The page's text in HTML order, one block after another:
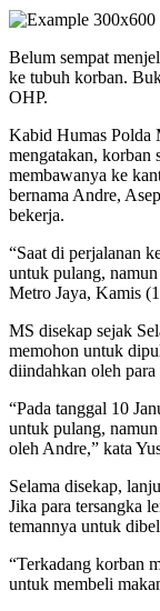
Belum sempat
ke tubuh korban.
OHP.
Kabid Humas Polda
mengatakan, korban
membawanya ke
bernama Andre,
bekerja.
“Saat di perjalanan
untuk pulang,
Metro Jaya, Kamis
MS disekap sejak
memohon untuk
diindahkan oleh para
“Pada tanggal 10
untuk pulang,
oleh Andre,” kata
Selama disekap,
Jika para tersangka
temannya untuk
“Terkadang korban
untuk membeli